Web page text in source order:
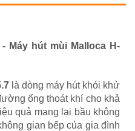
- Máy hút mùi Malloca H-
là dòng máy hút khói khử
ống thoát khí cho khả
quả mang lại bầu không
gian bếp của gia đình